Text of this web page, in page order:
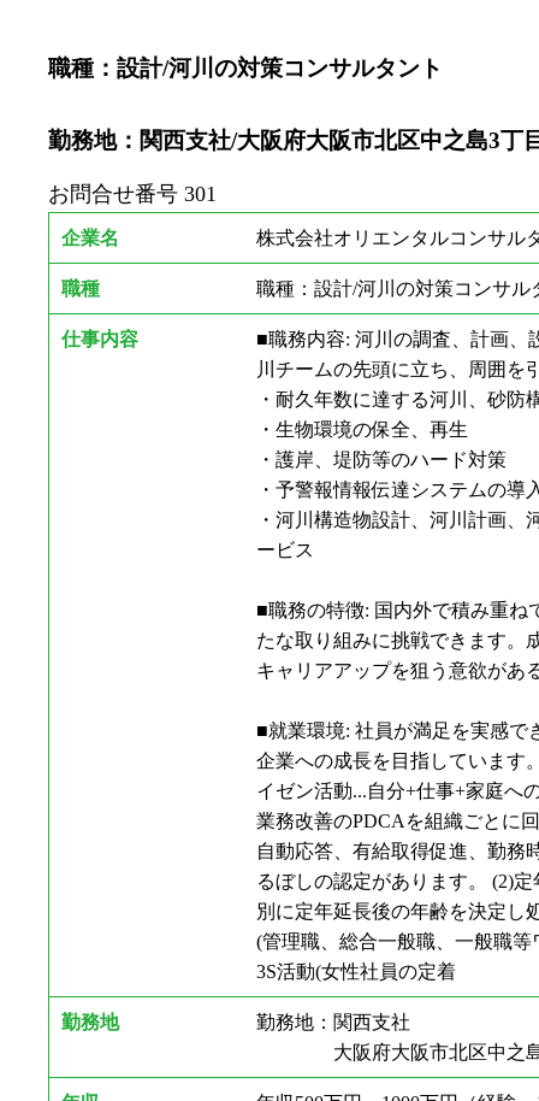
職種：設計/河川の対策コンサルタント
勤務地：関西支社/大阪府大阪市北区中之島3丁
お問合せ番号 301
企業名 株式会社オリエンタルコンサル
職種 職種：設計/河川の対策コンサル
仕事内容
■職務内容: 河川の調査、計画、
川チームの先頭に立ち、周囲を
・耐久年数に達する河川、砂防
・生物環境の保全、再生
・護岸、堤防等のハード対策
・予警報情報伝達システムの導
・河川構造物設計、河川計画
ービス
■職務の特徴: 国内外で積み重ね
たな取り組みに挑戦できます。
キャリアアップを狙う意欲があ
■就業環境: 社員が満足を実感で
企業への成長を目指しています
イゼン活動...自分+仕事+家庭へ
業務改善のPDCAを組織ごとに
自動応答、有給取得促進、勤務
るぼしの認定があります。 (2)
別に定年延長後の年齢を決定し
(管理職、総合一般職、一般職
3S活動(女性社員の定着
勤務地
勤務地：関西支社
大阪府大阪市北区中之島3